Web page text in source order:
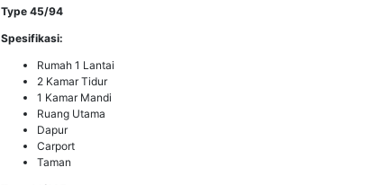
Type 45/94
Spesifikasi:
Rumah 1 Lantai
2 Kamar Tidur
1 Kamar Mandi
Ruang Utama
Dapur
Carport
Taman